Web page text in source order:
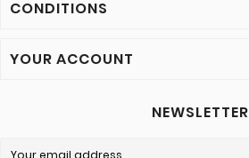
CONDITIONS
YOUR ACCOUNT
NEWSLETTER